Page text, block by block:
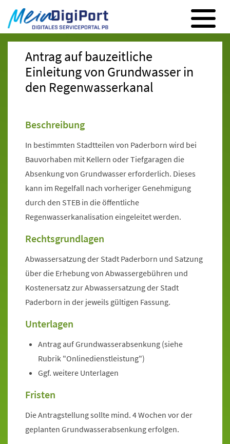
Digitales Serviceportal Paderborn
Zur Hauptnavigation
Zum Inhalt
Zum Footer
Antrag auf bauzeitliche
Einleitung von Grundwasser in
den Regenwasserkanal
Beschreibung
In bestimmten Stadtteilen von Paderborn wird bei
Bauvorhaben mit Kellern oder Tiefgaragen die
Absenkung von Grundwasser erforderlich. Dieses
kann im Regelfall nach vorheriger Genehmigung
durch den STEB in die öffentliche
Regenwasserkanalisation eingeleitet werden.
Rechtsgrundlagen
Abwassersatzung der Stadt Paderborn und Satzung
über die Erhebung von Abwassergebühren und
Kostenersatz zur Abwassersatzung der Stadt
Paderborn in der jeweils gültigen Fassung.
Unterlagen
Antrag auf Grundwasserabsenkung (siehe
Rubrik "Onlinedienstleistung")
Ggf. weitere Unterlagen
Fristen
Die Antragstellung sollte mind. 4 Wochen vor der
geplanten Grundwasserabsenkung erfolgen.